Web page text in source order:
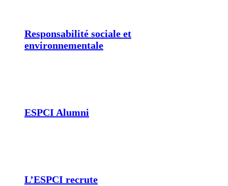
Responsabilité sociale et
environnementale
ESPCI Alumni
L’ESPCI recrute